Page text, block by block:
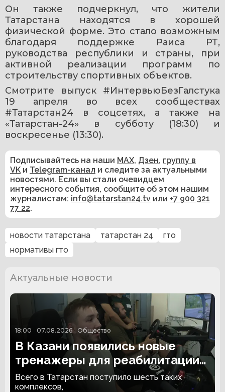
Он также подчеркнул, что жители
Татарстана находятся в хорошей
физической форме. Это стало возможным
благодаря поддержке Раиса РТ,
руководства республики и страны, при
активной реализации программ по
строительству спортивных объектов.
Смотрите выпуск #ИнтервьюБезГалстука
19 апреля во всех сообществах
#Татарстан24 в соцсетях, а также на
«Татарстан-24» в субботу (18:30) и
воскресенье (13:30).
Подписывайтесь на наши MAX, Дзен, группу в
VK и Telegram-канал и следите за актуальными
новостями. Если вы стали очевидцем
интересного события, сообщите об этом нашим
журналистам: info@tatarstan24.tv или +7 900 321
77 22.
новости татарстана татарстан 24
гто
нормативы гто
Актуальные новости
18:00 07.08.2026 Общество
В Казани появились новые
тренажеры для реабилитации
людей с ампутациями
Всего в Татарстан поступило шесть таких
комплексов,